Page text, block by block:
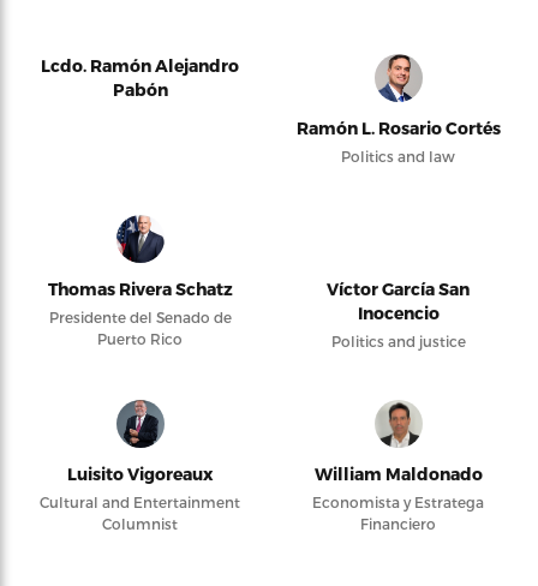
Lcdo. Ramón Alejandro
Pabón
Ramón L. Rosario Cortés
Politics and law
Thomas Rivera Schatz
Presidente del Senado de
Puerto Rico
Víctor García San
Inocencio
Politics and justice
Luisito Vigoreaux
Cultural and Entertainment
Columnist
William Maldonado
Economista y Estratega
Financiero